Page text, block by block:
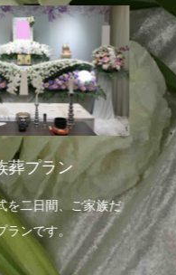
プラン
二日間、ご家族だ
ンです。